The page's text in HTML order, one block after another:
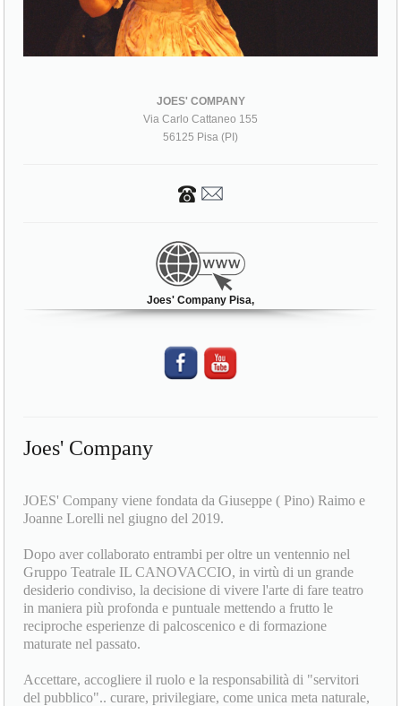
JOES' COMPANY
Via Carlo Cattaneo 155
56125 Pisa (PI)
Joes' Company Pisa,
Joes' Company
JOES' Company viene fondata da Giuseppe ( Pino) Raimo e
Joanne Lorelli nel giugno del 2019.
Dopo aver collaborato entrambi per oltre un ventennio nel
Gruppo Teatrale IL CANOVACCIO, in virtù di un grande
desiderio condiviso, la decisione di vivere l'arte di fare teatro
in maniera più profonda e puntuale mettendo a frutto le
reciproche esperienze di palcoscenico e di formazione
maturate nel passato.
Accettare, accogliere il ruolo e la responsabilità di "servitori
del pubblico".. curare, privilegiare, come unica meta naturale,